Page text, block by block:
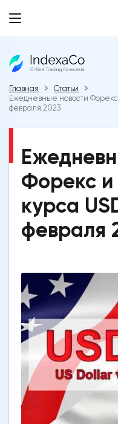
Главная
Статьи
Ежедневные новости
февраля 2023
Форекс и
курса
февраля